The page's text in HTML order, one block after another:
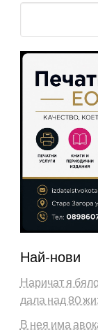
Най-нови
Наричат я
дала над 80
В нея има